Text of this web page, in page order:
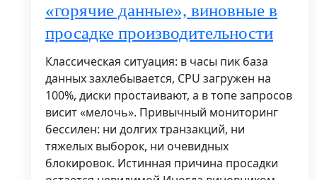
«горячие данные», виновные в
просадке производительности
Классическая ситуация: в часы пик база
данных захлебывается, CPU загружен на
100%, диски простаивают, а в топе запросов
висит «мелочь». Привычный мониторинг
бессилен: ни долгих транзакций, ни
тяжелых выборок, ни очевидных
блокировок. Истинная причина просадки